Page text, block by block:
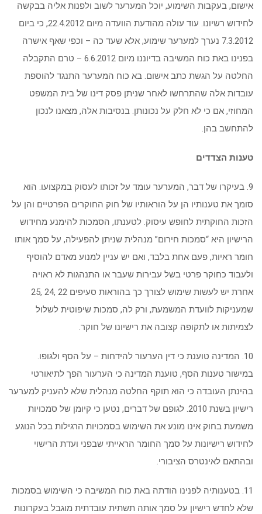
אישום, בעקבות השימוע, יוכל המערער לשוב ולפנות אליה בבקשה
לחידוש רשיונו. עוד עולה מהודעת הוועדה מיום 22.4.2012, כי ביום
7.3.2012 נערך למערער שימוע, אלא שעד כה – וכפי שאף אישרה
בפנינו באת כוח המשיבה בדיוננו מיום 6.6.2012 – טרם התקבלה
החלטה על הגשת כתב אישום. בא כוח המערער התנגד להוספת
עובדות אלה שהתרחשו לאחר שניתן פסק דינו של בית המשפט
המחוזי, אם כי לא חלק על נכונותן. בנסיבות אלה, מצאנו לנכון
להתחשב בהן.
טענות הצדדים
9. בעיקרו של דבר, המערער עומד על זכותו לעסוק במקצועו. הוא
סומך את טענותיו הן על הוראותיו של חוק החוקרים הפרטיים והן על
הזכות החוקתית לחופש עיסוק. לטענתו, הסמכות להימנע מחידוש
הרישיון היא “סמכות חירום” מנהלית שניתן להפעילה, על סמך אותו
חומר ראיות, פעם אחת בלבד, ואם יש עניין למנוע מאדם להוסיף
ולעבוד כחוקר פרטי בשל עבירות שעבר או התנהגות לא ראויה
אחרת יש לעשות שימוש לצורך כך בהוראות סעיפים 22 ,24 ,25
שמעניקות לוועדת המשמעת, ורק לה, סמכות שיפוטית לשלול
לצמיתות או לתקופה קצובה את רישיונו של חוקר.
10. המדינה טוענת כי דין הערעור להידחות – על הסף ולגופו.
במישור טענות הסף, טוענת המדינה כי הערעור הפך לתיאורטי
בהינתן העובדה כי הוא תוקף החלטה מנהלית שלא להעניק למערער
רישיון בשנת 2010. לגופם של דברים, נטען כי קיומן של סמכויות
משמעת בחוק אינו מונע את השימוש בסמכויות הרגילות בכל הנוגע
לחידוש רישיונות על סמך החומר הראייתי שבפני ועדת הרישוי
ובהתאם לאינטרס הציבורי.
11. בטענותיה לפנינו הודתה באת כוח המשיבה כי השימוש בסמכות
שלא לחדש רישיון על סמך אותה תשתית עובדתית מוגבל בעקרונות